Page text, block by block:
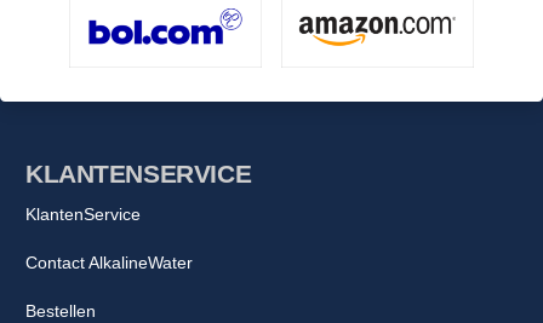
KLANTENSERVICE
KlantenService
Contact AlkalineWater
Bestellen